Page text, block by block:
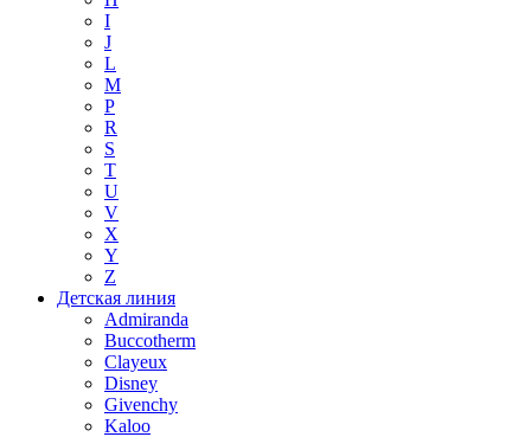
I
J
L
M
P
R
S
T
U
V
X
Y
Z
Детская линия
Admiranda
Buccotherm
Clayeux
Disney
Givenchy
Kaloo